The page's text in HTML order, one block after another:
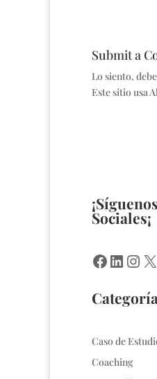
Submit a
Lo siento,
Este sitio usa
Sociales¡
Facebook
X
Caso de
Coaching